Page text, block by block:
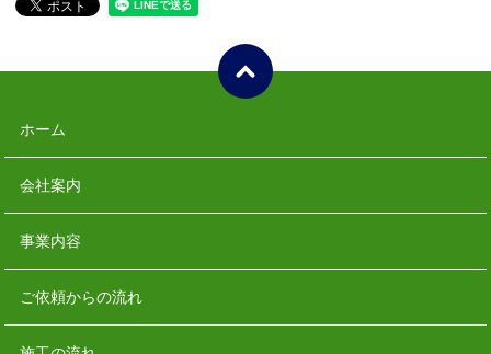
ホーム
会社案内
事業内容
ご依頼からの流れ